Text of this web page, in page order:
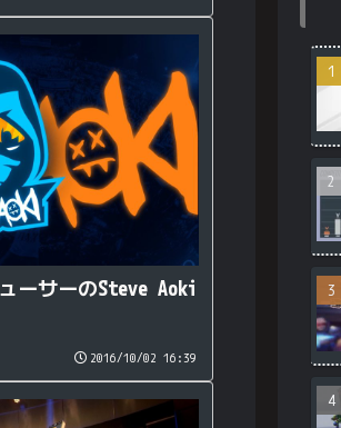
ーサーのSteve Aoki
2016/10/02 16:39